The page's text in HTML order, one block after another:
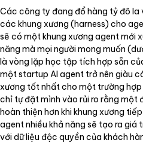
Các công ty đang đổ hàng tỷ đô la
các khung xương (harness) cho
sẽ có một khung xương agent mới
năng mà mọi người mong muốn
là vòng lặp học tập tích hợp sẵn
một startup AI agent trở nên giàu
xương tốt nhất cho một trường hợp
chỉ tự đặt mình vào rủi ro rằng một
hoàn thiện hơn khi khung xương
agent nhiều khả năng sẽ tạo ra
với dữ liệu độc quyền của khách